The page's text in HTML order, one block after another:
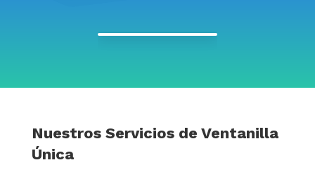
Nuestros Servicios de Ventanilla
Única